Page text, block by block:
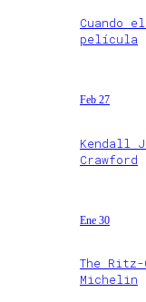
Cuando
película
Feb 27
Kendall
Crawford
Ene 30
The
Michelin